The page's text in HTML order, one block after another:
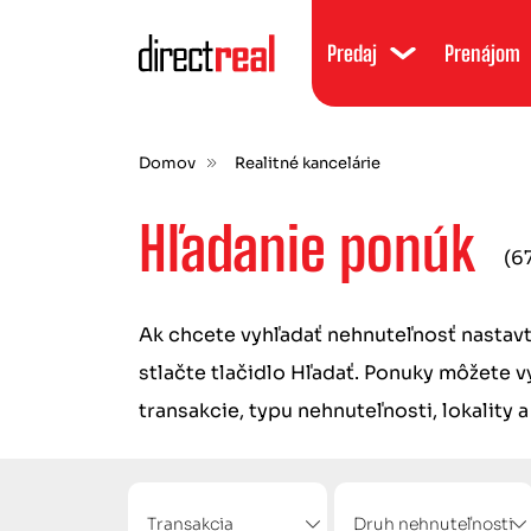
Predaj Prenájom
Domov Realitné kancelárie
Hľadanie ponúk
Ak chcete vyhľadať nehnuteľnosť
stlačte tlačidlo Hľadať. Ponuky môžete
transakcie, typu nehnuteľnosti, lokality a
Transakcia Druh nehnuteľnosti